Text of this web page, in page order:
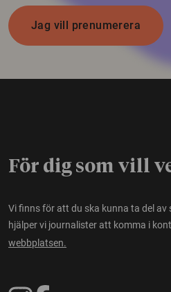
Jag vill prenumerera
För dig som vill
Vi finns för att du ska kunna ta del
hjälper vi journalister att komma i
webbplatsen.